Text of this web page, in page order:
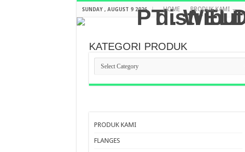
SUNDAY , AUGUST 9 2026 HOME PRODUK KAMI
KATEGORI PRODUK
KATEGORI
PRODUK
PRODUK KAMI
FLANGES